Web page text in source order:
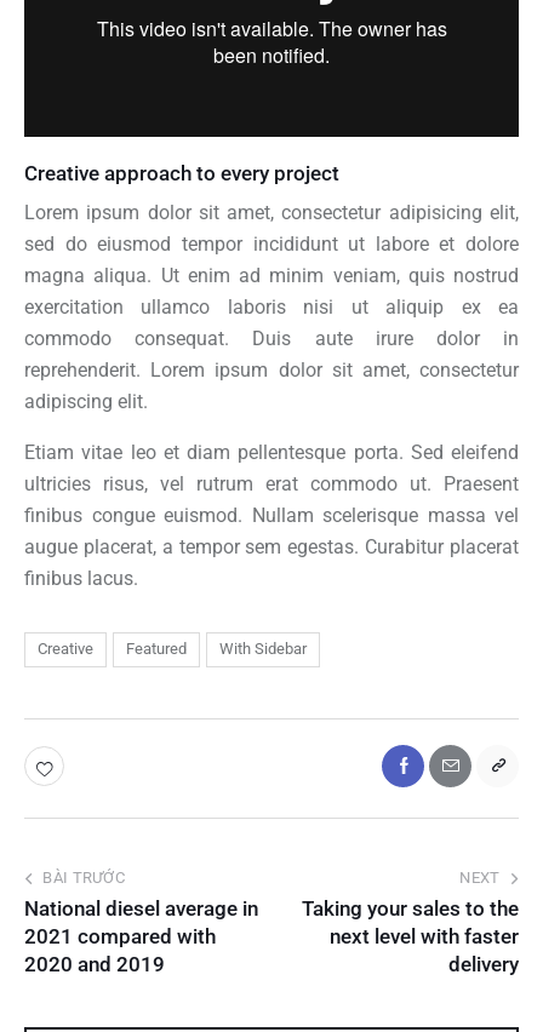
Creative approach to every project
Lorem ipsum dolor sit amet, consectetur adipisicing elit,
sed do eiusmod tempor incididunt ut labore et dolore
magna aliqua. Ut enim ad minim veniam, quis nostrud
exercitation ullamco laboris nisi ut aliquip ex ea
commodo consequat. Duis aute irure dolor in
reprehenderit. Lorem ipsum dolor sit amet, consectetur
adipiscing elit.
Etiam vitae leo et diam pellentesque porta. Sed eleifend
ultricies risus, vel rutrum erat commodo ut. Praesent
finibus congue euismod. Nullam scelerisque massa vel
augue placerat, a tempor sem egestas. Curabitur placerat
finibus lacus.
Creative Featured With Sidebar
BÀI TRƯỚC
National diesel average in
2021 compared with
2020 and 2019
NEXT
Taking your sales to the
next level with faster
delivery